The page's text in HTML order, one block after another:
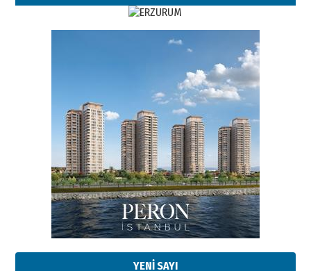
YENİ SAYI
Esat BİNDESEN
Başkan Sekmen’den Erzurum’a
bir vizyon proje daha!
02 Ağustos 2026 Pazar
Kadir SABUNCUOĞLU
Erzurumspor’un köşe taşları
29 Haziran 2026 Pazartesi